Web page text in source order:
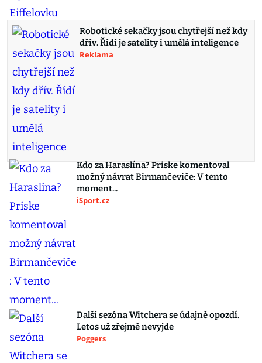
Robotické sekačky jsou chytřejší než kdy
dřív. Řídí je satelity i umělá inteligence
Reklama
Kdo za Haraslína? Priske komentoval
možný návrat Birmančeviče: V tento
moment...
iSport.cz
Další sezóna Witchera se údajně opozdí.
Letos už zřejmě nevyjde
Poggers